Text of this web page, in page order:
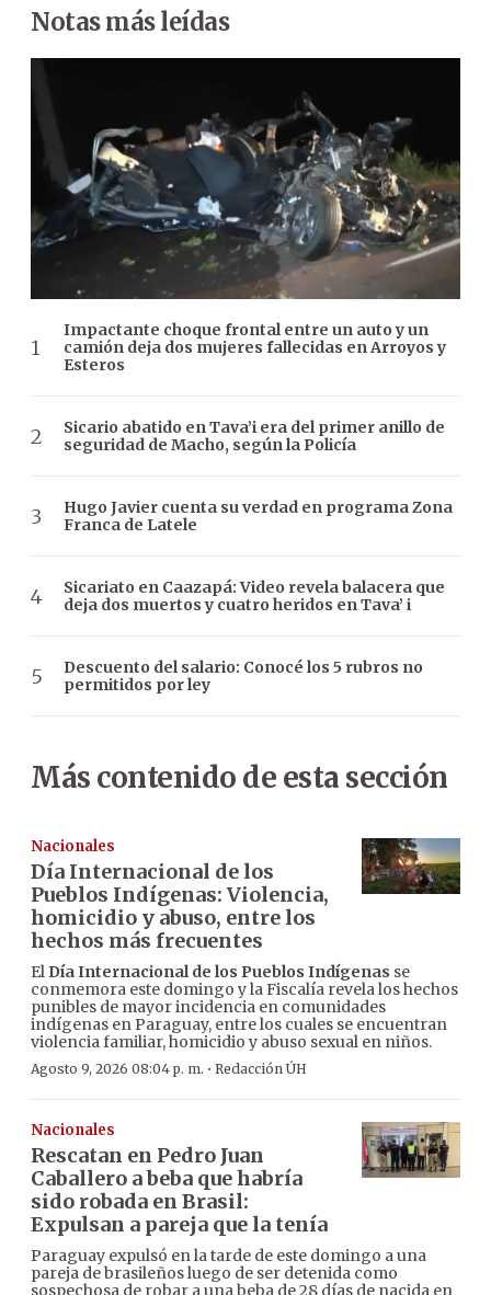
Notas más leídas
Impactante choque frontal entre un auto y un
camión deja dos mujeres fallecidas en Arroyos y
Esteros
Sicario abatido en Tava’i era del primer anillo de
seguridad de Macho, según la Policía
Hugo Javier cuenta su verdad en programa Zona
Franca de Latele
Sicariato en Caazapá: Video revela balacera que
deja dos muertos y cuatro heridos en Tava’ i
Descuento del salario: Conocé los 5 rubros no
permitidos por ley
Más contenido de esta sección
Nacionales
Día Internacional de los
Pueblos Indígenas: Violencia,
homicidio y abuso, entre los
hechos más frecuentes
El Día Internacional de los Pueblos Indígenas se
conmemora este domingo y la Fiscalía revela los hechos
punibles de mayor incidencia en comunidades
indígenas en Paraguay, entre los cuales se encuentran
violencia familiar, homicidio y abuso sexual en niños.
Agosto 9, 2026 08:04 p. m. · Redacción ÚH
Nacionales
Rescatan en Pedro Juan
Caballero a beba que habría
sido robada en Brasil:
Expulsan a pareja que la tenía
Paraguay expulsó en la tarde de este domingo a una
pareja de brasileños luego de ser detenida como
sospechosa de robar a una beba de 28 días de nacida en